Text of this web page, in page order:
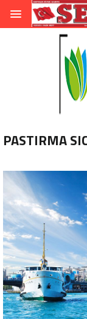
PASTIRMA